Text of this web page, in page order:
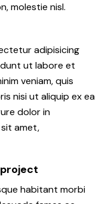
molestie nisl.
adipisicing
ut labore et
veniam, quis
nisi ut aliquip ex ea
dolor in
amet,
habitant morbi